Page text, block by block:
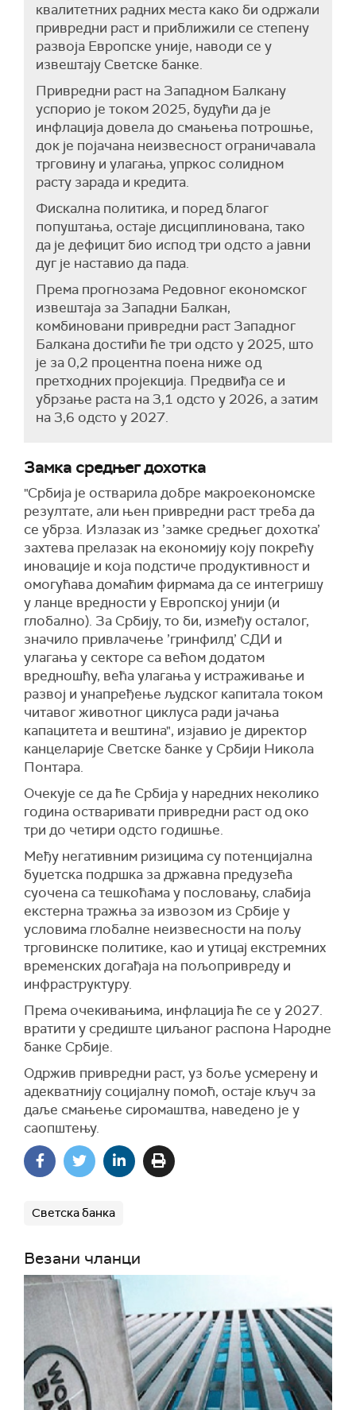
квалитетних радних места како би одржали
привредни раст и приближили се степену
развоја Европске уније, наводи се у
извештају Светске банке.
Привредни раст на Западном Балкану
успорио је током 2025, будући да је
инфлација довела до смањења потрошње,
док је појачана неизвесност ограничавала
трговину и улагања, упркос солидном
расту зарада и кредита.
Фискална политика, и поред благог
попуштања, остаје дисциплинована, тако
да је дефицит био испод три одсто а јавни
дуг је наставио да пада.
Према прогнозама Редовног економског
извештаја за Западни Балкан,
комбиновани привредни раст Западног
Балкана достићи ће три одсто у 2025, што
је за 0,2 процентна поена ниже од
претходних пројекција. Предвиђа се и
убрзање раста на 3,1 одсто у 2026, а затим
на 3,6 одсто у 2027.
Замка средњег дохотка
"Србија је остварила добре макроекономске
резултате, али њен привредни раст треба да
се убрза. Излазак из ’замке средњег дохотка’
захтева прелазак на економију коју покрећу
иновације и која подстиче продуктивност и
омогућава домаћим фирмама да се интегришу
у ланце вредности у Европској унији (и
глобално). За Србију, то би, између осталог,
значило привлачење ’гринфилд’ СДИ и
улагања у секторе са већом додатом
вредношћу, већа улагања у истраживање и
развој и унапређење људског капитала током
читавог животног циклуса ради јачања
капацитета и вештина", изјавио је директор
канцеларије Светске банке у Србији Никола
Понтара.
Очекује се да ће Србија у наредних неколико
година остваривати привредни раст од око
три до четири одсто годишње.
Међу негативним ризицима су потенцијална
буџетска подршка за државна предузећа
суочена са тешкоћама у пословању, слабија
екстерна тражња за извозом из Србије у
условима глобалне неизвесности на пољу
трговинске политике, као и утицај екстремних
временских догађаја на пољопривреду и
инфраструктуру.
Према очекивањима, инфлација ће се у 2027.
вратити у средиште циљаног распона Народне
банке Србије.
Одржив привредни раст, уз боље усмерену и
адекватнију социјалну помоћ, остаје кључ за
даље смањење сиромаштва, наведено је у
саопштењу.
Светска банка
Везани чланци